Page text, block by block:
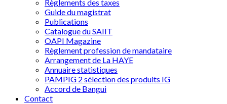
Règlements des taxes
Guide du magistrat
Publications
Catalogue du SAIIT
OAPI Magazine
Règlement profession de mandataire
Arrangement de La HAYE
Annuaire statistiques
PAMPIG 2 sélection des produits IG
Accord de Bangui
Contact